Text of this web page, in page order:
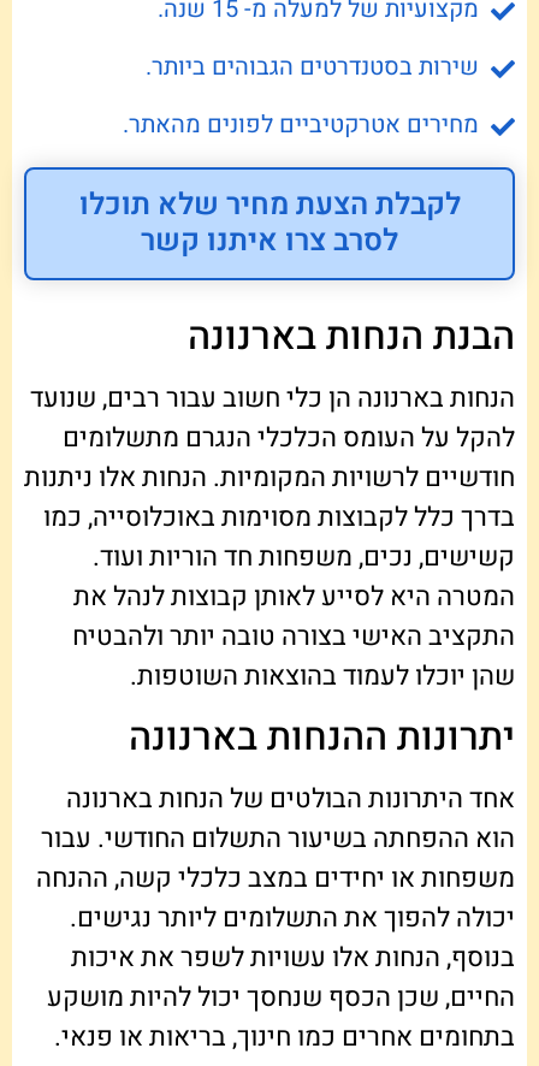
מקצועיות של למעלה מ- 15 שנה.
שירות בסטנדרטים הגבוהים ביותר.
מחירים אטרקטיביים לפונים מהאתר.
לקבלת הצעת מחיר שלא תוכלו
לסרב צרו איתנו קשר
הבנת הנחות בארנונה
הנחות בארנונה הן כלי חשוב עבור רבים, שנועד
להקל על העומס הכלכלי הנגרם מתשלומים
חודשיים לרשויות המקומיות. הנחות אלו ניתנות
בדרך כלל לקבוצות מסוימות באוכלוסייה, כמו
קשישים, נכים, משפחות חד הוריות ועוד.
המטרה היא לסייע לאותן קבוצות לנהל את
התקציב האישי בצורה טובה יותר ולהבטיח
שהן יוכלו לעמוד בהוצאות השוטפות.
יתרונות ההנחות בארנונה
אחד היתרונות הבולטים של הנחות בארנונה
הוא ההפחתה בשיעור התשלום החודשי. עבור
משפחות או יחידים במצב כלכלי קשה, ההנחה
יכולה להפוך את התשלומים ליותר נגישים.
בנוסף, הנחות אלו עשויות לשפר את איכות
החיים, שכן הכסף שנחסך יכול להיות מושקע
בתחומים אחרים כמו חינוך, בריאות או פנאי.